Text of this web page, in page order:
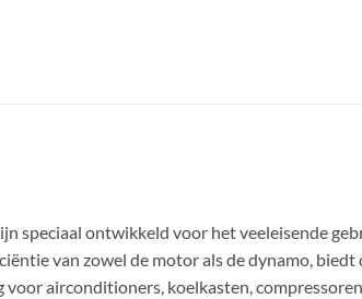
speciaal ontwikkeld voor het veeleisende
van zowel de motor als de dynamo, biedt
airconditioners, koelkasten,